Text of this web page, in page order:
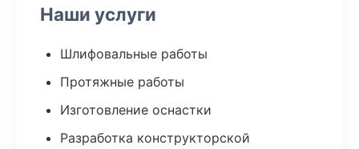
Наши услуги
Шлифовальные работы
Протяжные работы
Изготовление оснастки
Разработка конструкторской